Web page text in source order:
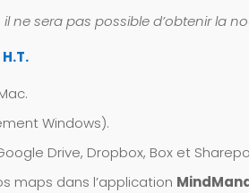
ne sera pas possible d’obtenir la
Windows).
Drive, Dropbox, Box et
maps dans l’application